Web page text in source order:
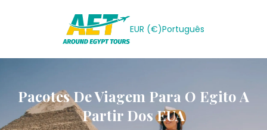
EUR (€)Português
Pacotes De Viagem Para O Egito A
Partir Dos EUA